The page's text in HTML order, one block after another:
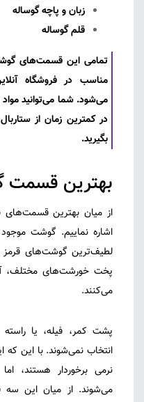
زبان و پاچه گوساله
قلم گوساله
تمامی این قسمت‌های
مناسب درفروشگاه
می‌شود. شما می‌توانید مواد
در کمترین زمان از
بگیرید.
بهترین قسمت
از میان بهترین قسمت‌های
اشاره نماییم. گوشت
لطیف‌ترین گوشت‌های قرمز
پخت خورشت‌های مختلف،
می‌کنند.
پشت کمر، فیله، یا
انتخاب نمی‌شوند. با این
نرمی برخوردار هستند،
می‌شوند. از میان این سه